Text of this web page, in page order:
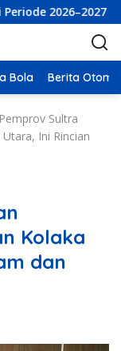
PT
Bola Berita
Pemprov Sultra
Ini Rincian
Kolaka
dan